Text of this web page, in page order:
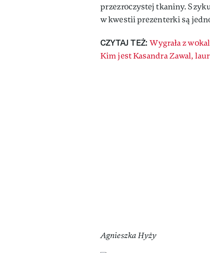
przezroczystej tkaniny.
w kwestii prezenterki są
CZYTAJ TEŻ:Wygrała z
Kim jest Kasandra Zawal,
Agnieszka Hyży